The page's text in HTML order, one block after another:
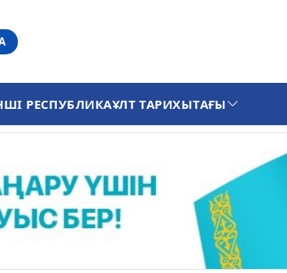
РЕСПУБЛИКАҰЛТ ТАРИХЫТАҒЫ